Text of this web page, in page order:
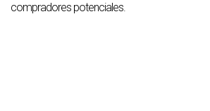
compradores potenciales.